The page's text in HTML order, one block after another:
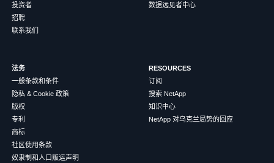
投资者
招聘
联系我们
数据远见者中心
法务
一般条款和条件
隐私 & Cookie 政策
版权
专利
商标
社区使用条款
奴隶制和人口贩运声明
RESOURCES
订阅
搜索 NetApp
知识中心
NetApp 对乌克兰局势的回应